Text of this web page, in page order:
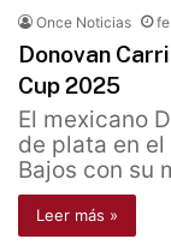
Once Noticias
Donovan
Cup 2025
El mexicano
de plata en
Bajos con su
Leer más »